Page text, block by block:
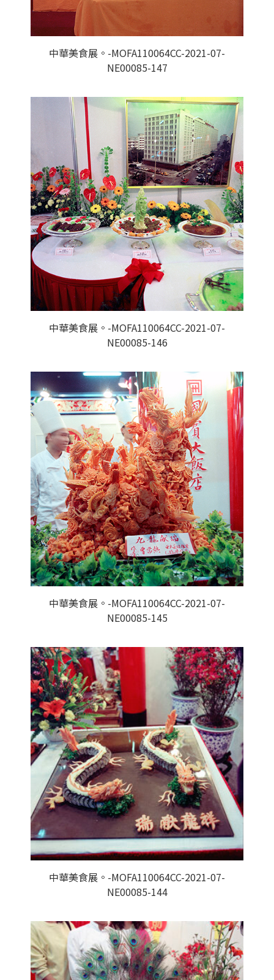
中華美食展。-MOFA110064CC-2021-07-
NE00085-147
中華美食展。-MOFA110064CC-2021-07-
NE00085-146
中華美食展。-MOFA110064CC-2021-07-
NE00085-145
中華美食展。-MOFA110064CC-2021-07-
NE00085-144